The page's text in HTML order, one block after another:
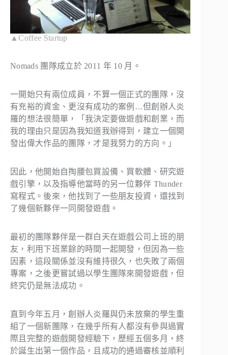
▲Coffee Startup
Nomads 團隊成立於 2011 年 10 月。
一開始只有兩位成員，不算一個正式的團隊，沒
有充裕的資金、更沒有成功的案例…但創辦人炎
羅的想法很簡單，「我決定要做遊戲和創業，而
我的理由只是因為我知道我辦得到，建立一個開
發出偉大作品的團隊，才是我努力的方向。」
因此，他開始自掏腰包買設備、買軟體、研究遊
戲引擎，以及指導他當時的另一位夥伴 Thunder
寫程式。後來，他找到了一些朋友投資，還找到
了幾個新夥伴一同開發遊戲。
最初的團隊夥伴是一群白天在遊戲公司上班的朋
友，利用下班業餘的時間一起開發，但因為一些
因素，這段關係並沒有維持很久，也失敗了兩個
專案，之後更嘗試過以學生團隊來開發遊戲，但
終究仍是無法成功。
直到今年五月，創辦人炎羅與仍未放棄的學生重
組了一個新團隊，在幾乎所有人都沒有參與過實
際且完整的遊戲開發經驗下，歷經五個多月，終
於誕生出第一個作品，且成功的通過審核並順利